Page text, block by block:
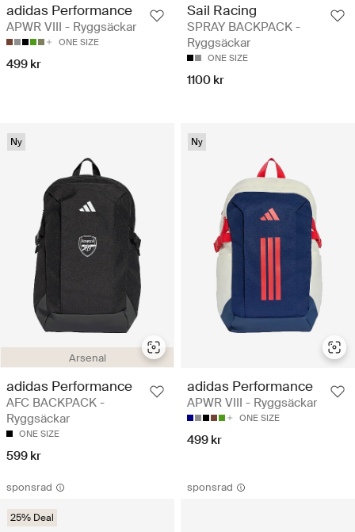
adidas Performance
APWR VIII - Ryggsäckar
ONE SIZE
499 kr
Sail Racing
SPRAY BACKPACK -
Ryggsäckar
ONE SIZE
1100 kr
Arsenal
Ny
adidas Performance
AFC BACKPACK -
Ryggsäckar
ONE SIZE
599 kr
Ny
adidas Performance
APWR VIII - Ryggsäckar
ONE SIZE
499 kr
sponsrad
25% Deal
sponsrad